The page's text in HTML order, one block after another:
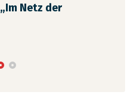
Netz der